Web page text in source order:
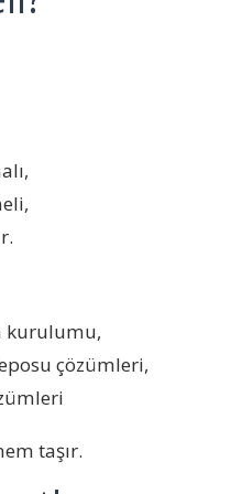
kurulumu,
çözümleri,
taşır.